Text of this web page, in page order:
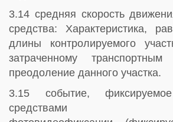
3.14 средняя скорость
средства: Характеристика,
длины контролируемого
затраченному
преодоление данного участка.
3.15 событие, фиксируемое
средствами